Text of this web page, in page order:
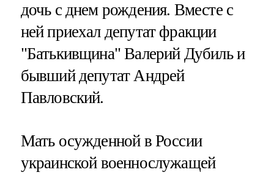
дочь с днем рождения. Вместе с
ней приехал депутат фракции
"Батькивщина" Валерий Дубиль и
бывший депутат Андрей
Павловский.
Мать осужденной в России
украинской военнослужащей